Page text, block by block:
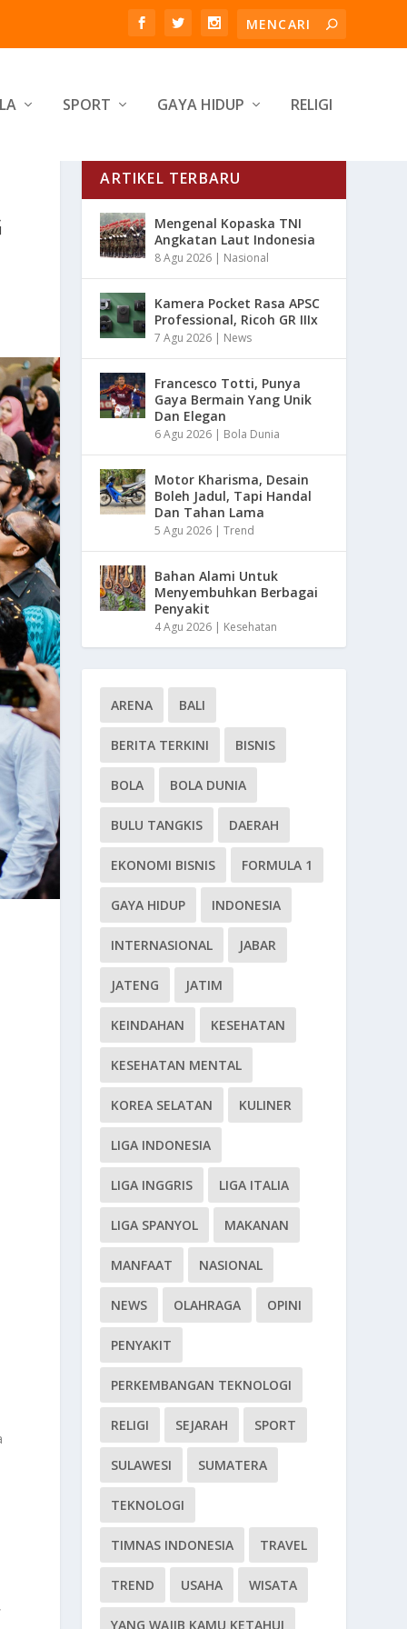
SPORT GAYA HIDUP RELIGI
ARTIKEL TERBARU
Mengenal Kopaska TNI
Angkatan Laut Indonesia
8 Agu 2026 | Nasional
Kamera Pocket Rasa APSC
Professional, Ricoh GR IIIx
7 Agu 2026 | News
Francesco Totti, Punya
Gaya Bermain Yang Unik
Dan Elegan
6 Agu 2026 | Bola Dunia
Motor Kharisma, Desain
Boleh Jadul, Tapi Handal
Dan Tahan Lama
5 Agu 2026 |Trend
Bahan Alami Untuk
Menyembuhkan Berbagai
Penyakit
4 Agu 2026 | Kesehatan
ARENA BALI
BERITA TERKINI BISNIS
BOLA BOLA DUNIA
BULU TANGKIS DAERAH
EKONOMI BISNIS FORMULA 1
GAYA HIDUP INDONESIA
INTERNASIONAL JABAR
JATENG JATIM
KEINDAHAN KESEHATAN
KESEHATAN MENTAL
KOREA SELATAN KULINER
LIGA INDONESIA
LIGA INGGRIS LIGA ITALIA
LIGA SPANYOL MAKANAN
MANFAAT NASIONAL
NEWS OLAHRAGA OPINI
PENYAKIT
PERKEMBANGAN TEKNOLOGI
RELIGI SEJARAH SPORT
SULAWESI SUMATERA
TEKNOLOGI
TIMNAS INDONESIA TRAVEL
TREND USAHA WISATA
YANG WAJIB KAMU KETAHUI